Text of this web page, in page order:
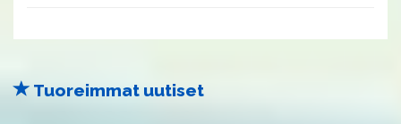
Tuoreimmat uutiset